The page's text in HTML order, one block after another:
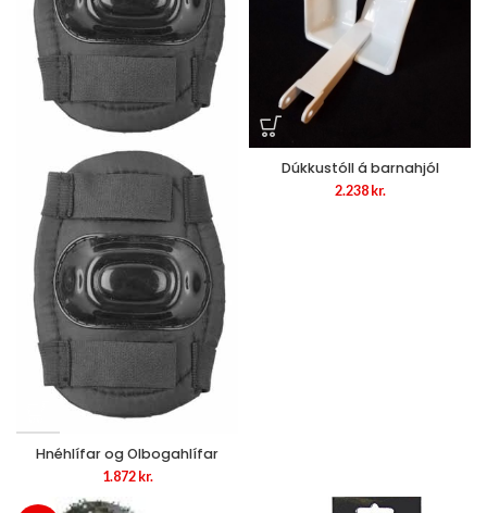
Hnéhlífar og Olbogahlífar
1.872 kr.
Dúkkustóll á barnahjól
2.238 kr.